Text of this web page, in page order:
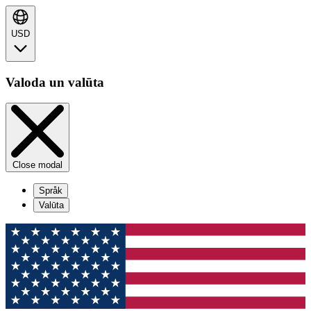
USD
Valoda un valūta
Close modal
Språk
Valūta